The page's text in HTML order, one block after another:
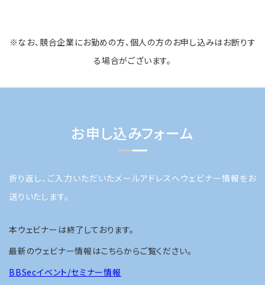
※なお、競合企業にお勤めの方、個人の方のお申し込みはお断りす
る場合がございます。
お申し込みフォーム
折り返し、ご入力いただいたメールアドレスへウェビナー情報をお
送りいたします。
本ウェビナーは終了しております。
最新のウェビナー情報はこちらからご覧ください。
BBSecイベント/セミナー情報